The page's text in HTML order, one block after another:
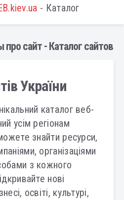
- Каталог
сайт - Каталог сайтов
України
каталог веб-
усім регіонам
знайти ресурси,
організаціями
з кожного
нові
освіті, культурі,